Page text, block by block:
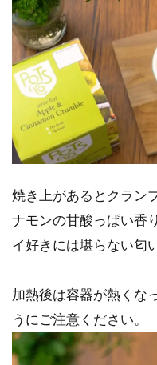
焼き上があるとクラン
ナモンの甘酸っぱい香
イ好きには堪らない匂
加熱後は容器が熱くな
うにご注意ください。